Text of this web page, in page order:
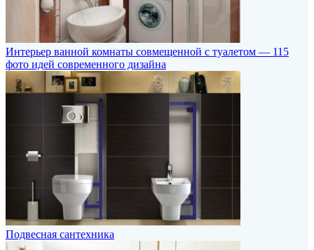
Интерьер ванной комнаты совмещенной с туалетом — 115
фото идей современного дизайна
Подвесная сантехника